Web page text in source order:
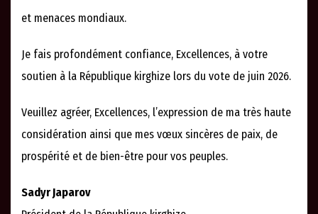
et menaces mondiaux.
Je fais profondément confiance, Excellences, à votre
soutien à la République kirghize lors du vote de juin 2026.
Veuillez agréer, Excellences, l’expression de ma très haute
considération ainsi que mes vœux sincères de paix, de
prospérité et de bien-être pour vos peuples.
Sadyr Japarov